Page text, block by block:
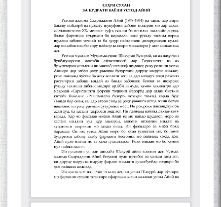
Сухбати навқаламон бо
Муъмин Қаноат\Meeting of
young talents with Mumyin
Kanoat
The Persian Gulf Beautiful
poetry from Устод Мумин
Қаноат (Ustod Mumin Qanoat)
and Master Mehryar
of the name of the Persian